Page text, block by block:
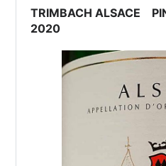
しばらく経ってから香味が出
TRIMBACH ALSACE
2020